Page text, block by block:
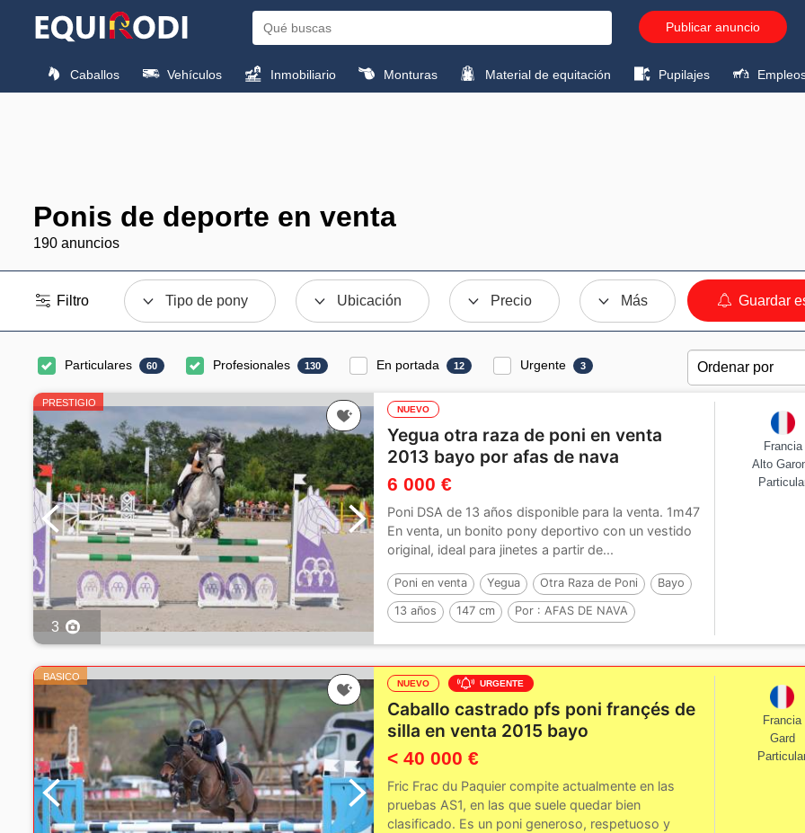
Publicar anuncio
Caballos Vehículos Inmobiliario Monturas Material de equitación Pupilajes
Ponis de deporte en venta
190 anuncios
Filtro Tipo de pony Ubicación Precio Más Guardar
Particulares 60 Profesionales 130 En portada 12 Urgente 3
PRESTIGIO
3
NUEVO
Yegua otra raza de poni en venta
2013 bayo por afas de nava
6 000 €
Poni DSA de 13 años disponible para la venta. 1m47
En venta, un bonito pony deportivo con un vestido
original, ideal para jinetes a partir de...
Poni en venta Yegua Otra Raza de Poni Bayo
13 años 147 cm Por :AFAS DE NAVA
Francia
Alto
BASICO
NUEVO URGENTE
Caballo castrado pfs poni françés de
silla en venta 2015 bayo
< 40 000 €
Fric Frac du Paquier compite actualmente en las
pruebas AS1, en las que suele quedar bien
clasificado. Es un poni generoso, respetuoso y
Francia
Gard